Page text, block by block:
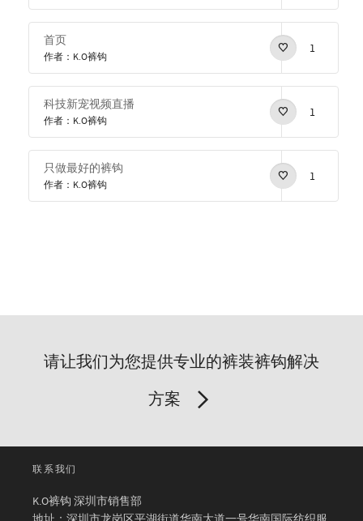
首页
作者：K.O裤钩
1
科技新宠视频直播
作者：K.O裤钩
1
只做最好的裤钩
作者：K.O裤钩
1
请让我们为您提供专业的裤装裤钩解决
方案
联系我们
K.O裤钩 深圳市销售部